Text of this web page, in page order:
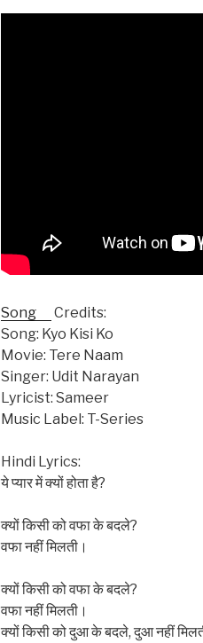
Song
Credits:
Song: Kyo Kisi Ko
Movie: Tere Naam
Singer: Udit Narayan
Lyricist: Sameer
Music Label: T-Series
Hindi Lyrics:
ये प्यार में क्यों होता है?
क्यों किसी को वफा के बदले?
वफा नहीं मिलती।
क्यों किसी को वफा के बदले?
वफा नहीं मिलती।
क्यों किसी को दुआ के बदले, दुआ नहीं